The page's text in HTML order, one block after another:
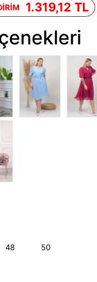
1.319,12 TL
48 50